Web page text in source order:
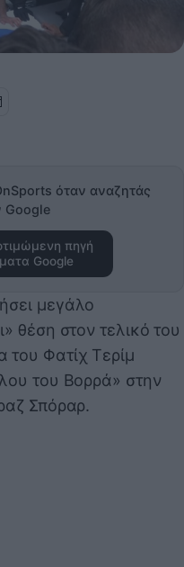
όταν αναζητάς
Google
πηγή
Google
μεγάλο
θέση στον τελικό του
Φατίχ Τερίμ
του Βορρά» στην
Σπόραρ.